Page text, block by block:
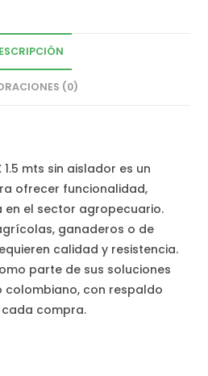
(0)
mts sin aislador es un
ofrecer funcionalidad,
en el sector agropecuario.
ganaderos o de
calidad y resistencia.
parte de sus soluciones
con respaldo
compra.